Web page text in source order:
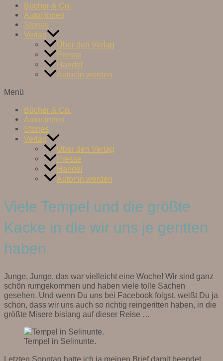
Bücher & Co.
Autor:innen
Stories
Verlag
Über den Verlag
Presse
Handel
Autor:in werden
Menü
Bücher & Co.
Autor:innen
Stories
Verlag
Über den Verlag
Presse
Handel
Autor:in werden
Viele Tempel und die größte
Kacke in die wir uns je geritten
haben
Junge, Junge, das war vielleicht eine Woche! Wir sind ganz
schön rumgekommen und haben viele tolle Sachen
gesehen. Und wenn Du uns bei Facebook folgst, weißt Du ja
schon, dass wir uns auch so richtig reingeritten haben, in die
größte Misere bislang auf dieser Reise …
Tempel in Selinunte.
Letzten Sonntag hatte ich ja meinen Brief damit beendet,